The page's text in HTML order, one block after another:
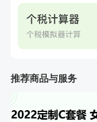
推荐商品与服务